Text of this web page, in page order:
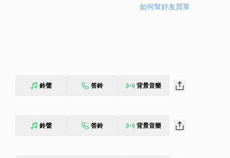
如何幫好友買單
鈴聲 答鈴 背景音樂
鈴聲 答鈴 背景音樂